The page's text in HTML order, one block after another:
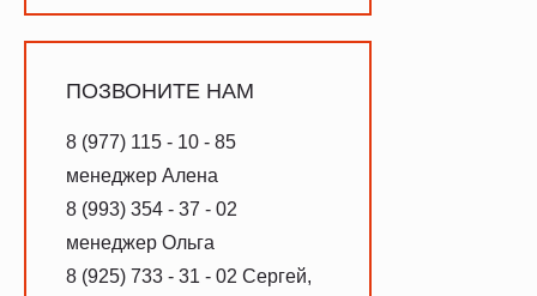
ПОЗВОНИТЕ НАМ
8 (977) 115 - 10 - 85
менеджер Алена
8 (993) 354 - 37 - 02
менеджер Ольга
8 (925) 733 - 31 - 02 Сергей,